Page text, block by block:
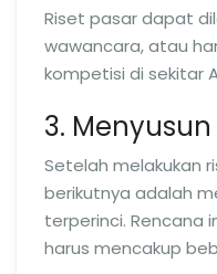
Riset pasar dapat
wawancara, atau
kompetisi di sekitar
3.
Setelah melakukan
berikutnya adalah
terperinci. Rencana
harus mencakup